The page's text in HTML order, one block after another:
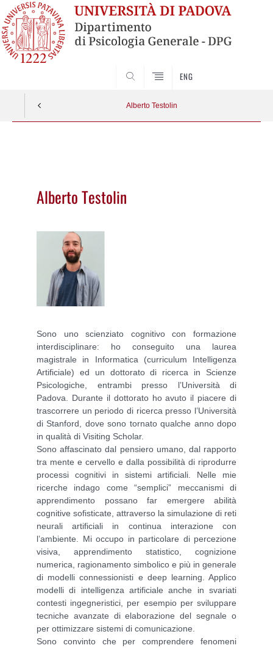
ENG
Alberto Testolin
Alberto Testolin
Sono uno scienziato cognitivo con formazione
interdisciplinare: ho conseguito una laurea
magistrale in Informatica (curriculum Intelligenza
Artificiale) ed un dottorato di ricerca in Scienze
Psicologiche, entrambi presso l’Università di
Padova. Durante il dottorato ho avuto il piacere di
trascorrere un periodo di ricerca presso l’Università
di Stanford, dove sono tornato qualche anno dopo
in qualità di Visiting Scholar.
Sono affascinato dal pensiero umano, dal rapporto
tra mente e cervello e dalla possibilità di riprodurre
processi cognitivi in sistemi artificiali. Nelle mie
ricerche indago come “semplici” meccanismi di
apprendimento possano far emergere abilità
cognitive sofisticate, attraverso la simulazione di reti
neurali artificiali in continua interazione con
l’ambiente. Mi occupo in particolare di percezione
visiva, apprendimento statistico, cognizione
numerica, ragionamento simbolico e più in generale
di modelli connessionisti e deep learning. Applico
modelli di intelligenza artificiale anche in svariati
contesti ingegneristici, per esempio per sviluppare
tecniche avanzate di elaborazione del segnale o
per ottimizzare sistemi di comunicazione.
Sono convinto che per comprendere fenomeni